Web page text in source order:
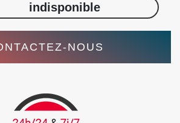
indisponible
NOUS